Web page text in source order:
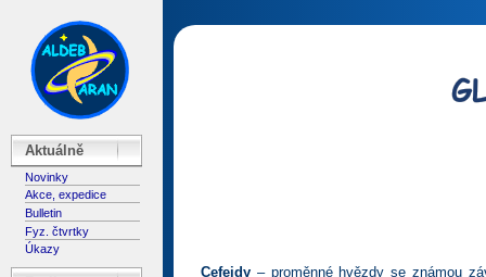
Aktuálně
Novinky
Akce, expedice
Bulletin
Fyz. čtvrtky
Úkazy
Cefeidy – proměnné hvězdy se známou